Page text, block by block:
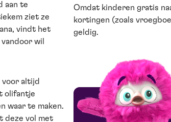
aan te
ziet ze
vindt het
wil
voor altijd
olifantje
waar te maken.
deze vol met
Omdat kinderen gratis
kortingen (zoals
geldig.